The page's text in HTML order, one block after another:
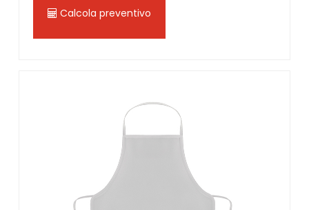
Calcola preventivo